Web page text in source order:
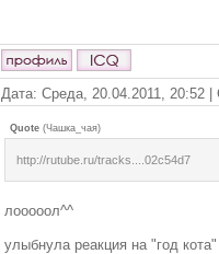
Дата: Среда, 20.04.2011, 20:52
Quote (Чашка_чая)
http://rutube.ru/tracks....02c54d7
лооооол^^
улыбнула реакция на "год кота"